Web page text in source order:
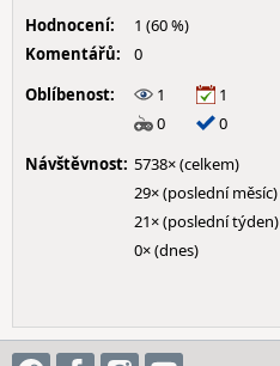
Hodnocení:
1 (60 %)
Komentářů:
0
Oblíbenost:
1
1
0
0
Návštěvnost: 5738× (celkem)
29× (poslední měsíc)
21× (poslední týden)
0× (dnes)